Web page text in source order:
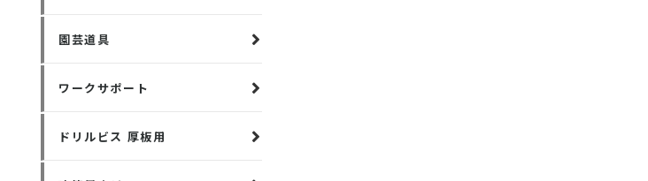
園芸道具
ワークサポート
ドリルビス 厚板用